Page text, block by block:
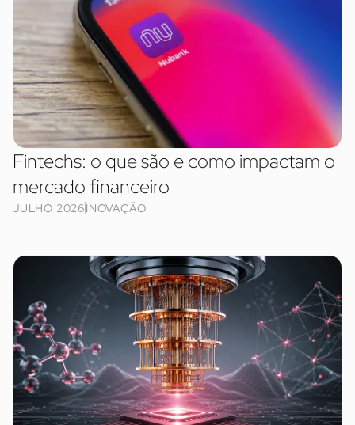
Fintechs: o que são e como impactam o
mercado financeiro
JULHO 2026INOVAÇÃO